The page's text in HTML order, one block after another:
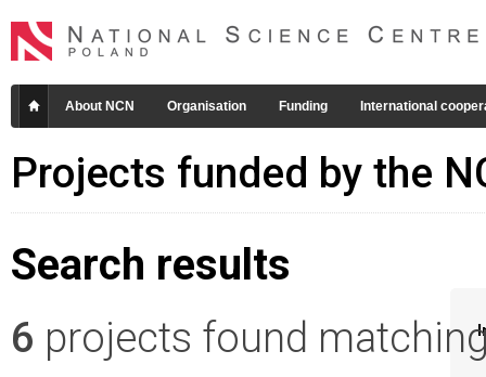
About NCN Organisation Funding International
Projects funded by the
Search results
6 projects found